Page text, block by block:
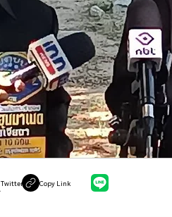
Twitter Copy Link